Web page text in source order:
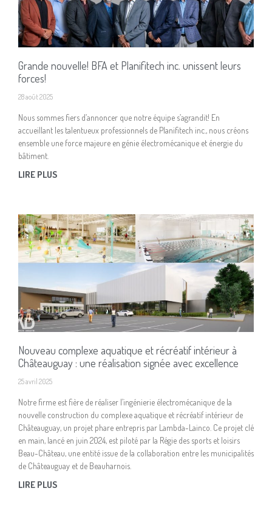
Grande nouvelle! BFA et Planifitech inc. unissent leurs
forces!
28 août 2025
Nous sommes fiers d’annoncer que notre équipe s’agrandit! En
accueillant les talentueux professionnels de Planifitech inc., nous créons
ensemble une force majeure en génie électromécanique et énergie du
bâtiment.
LIRE PLUS
Nouveau complexe aquatique et récréatif intérieur à
Châteauguay : une réalisation signée avec excellence
25 avril 2025
Notre firme est fière de réaliser l’ingénierie électromécanique de la
nouvelle construction du complexe aquatique et récréatif intérieur de
Châteauguay, un projet phare entrepris par Lambda-Lainco. Ce projet clé
en main, lancé en juin 2024, est piloté par la Régie des sports et loisirs
Beau-Château, une entité issue de la collaboration entre les municipalités
de Châteauguay et de Beauharnois.
LIRE PLUS